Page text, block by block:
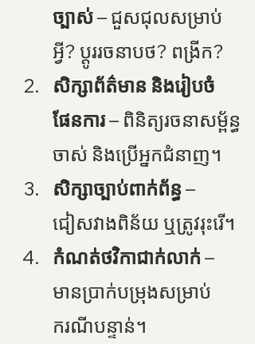
ច្បាស់ – ជួសជុលសម្រាប់
អ្វី? ប្តូររចនាបថ? ពង្រីក?
សិក្សាព័ត៌មាន និងរៀបចំ
ផែនការ – ពិនិត្យរចនាសម្ព័ន្ធ
ចាស់ និងប្រើអ្នកជំនាញ។
សិក្សាច្បាប់ពាក់ព័ន្ធ –
ជៀសវាងពិន័យ ឬត្រូវរុះរើ។
កំណត់ថវិកាជាក់លាក់ –
មានប្រាក់បម្រុងសម្រាប់
ករណីបន្ទាន់។